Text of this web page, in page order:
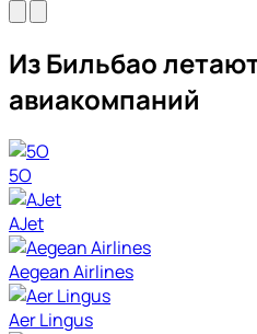
Из Бильбао
авиакомпаний
5O
AJet
Aegean Airlines
Aer Lingus